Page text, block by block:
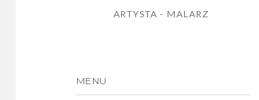
ARTYSTA - MALARZ
MENU